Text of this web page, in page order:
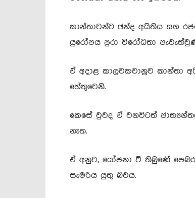
කාන්තාවන්ට ඡන්ද අයිතිය සහ
යුරෝපය පුරා විරෝධතා
ඒ අදාළ කාලවකවානුව කාන්තා
හේතුවෙනි.
කෙසේ වුවද ඒ වනවිටත්
නැත.
ඒ අනුව, යෝජනා වී තිබුණේ
සැමරිය යුතු බවය.